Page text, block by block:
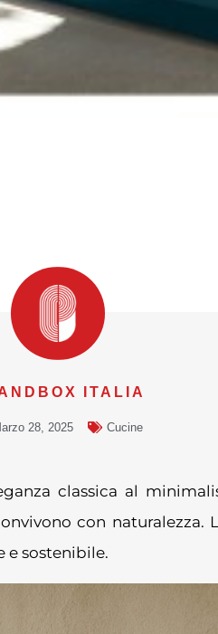
ITALIA
28, 2025 Cucine
classica al
con naturalezza.
e sostenibile.